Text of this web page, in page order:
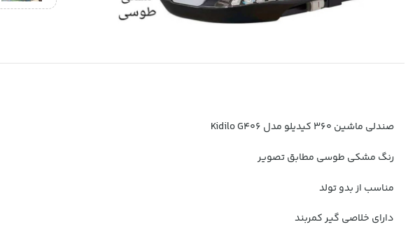
صندلی ماشین ۳۶۰ کیدیلو مدل Kidilo G406
رنگ مشکی طوسی مطابق تصویر
مناسب از بدو تولد
دارای خلاصی گیر کمربند